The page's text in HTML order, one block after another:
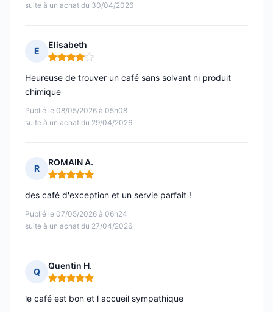
suite à un achat du 30/04/2026
E
Elisabeth
Note : 4 sur 5
Publié le 08/05/2026 à 05h08
suite à un achat du 29/04/2026
Heureuse de trouver un café sans solvant ni produit
chimique
R
ROMAIN A.
Note : 5 sur 5
Publié le 07/05/2026 à 06h24
suite à un achat du 27/04/2026
des café d'exception et un servie parfait !
Q
Quentin H.
Note : 5 sur 5
le café est bon et l accueil sympathique